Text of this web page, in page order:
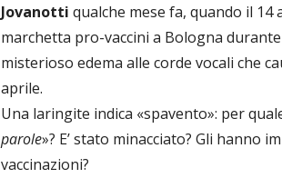
Jovanotti qualche mese fa, quando il
marchetta pro-vaccini a Bologna
misterioso edema alle corde vocali che
aprile.
Una laringite indica «spavento»: per
parole»? E’ stato minacciato? Gli hanno
vaccinazioni?